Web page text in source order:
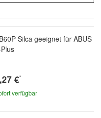
Silca geeignet für ABUS
€*
verfügbar